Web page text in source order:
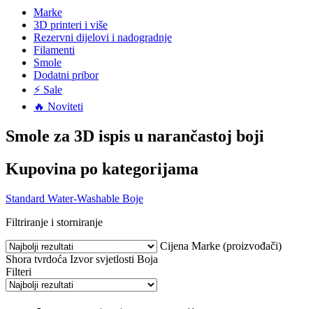
Marke
3D printeri i više
Rezervni dijelovi i nadogradnje
Filamenti
Smole
Dodatni pribor
⚡ Sale
🔥 Noviteti
Smole za 3D ispis u narančastoj boji
Kupovina po kategorijama
Standard Water-Washable Boje
Filtriranje i storniranje
Cijena Marke (proizvođači)
Shora tvrdoća Izvor svjetlosti Boja
Filteri